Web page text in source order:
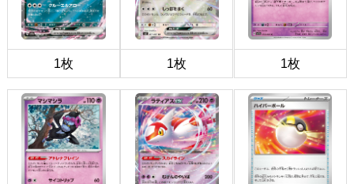
1枚 1枚 1枚